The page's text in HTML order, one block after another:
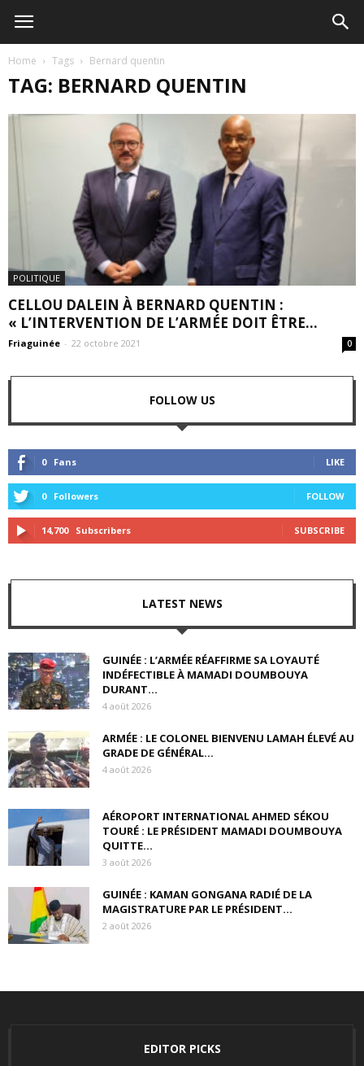
Home Tags Bernard quentin
TAG: BERNARD QUENTIN
POLITIQUE
CELLOU DALEIN À BERNARD QUENTIN :
« L’INTERVENTION DE L’ARMÉE DOIT ÊTRE...
Friaguinée - 22 octobre 2021 0
FOLLOW US
0 Fans LIKE
0 Followers FOLLOW
14,700 Subscribers SUBSCRIBE
LATEST NEWS
GUINÉE : L’ARMÉE RÉAFFIRME SA LOYAUTÉ
INDÉFECTIBLE À MAMADI DOUMBOUYA
DURANT...
4 août 2026
ARMÉE : LE COLONEL BIENVENU LAMAH ÉLEVÉ AU
GRADE DE GÉNÉRAL...
4 août 2026
AÉROPORT INTERNATIONAL AHMED SÉKOU
TOURÉ : LE PRÉSIDENT MAMADI DOUMBOUYA
QUITTE...
3 août 2026
GUINÉE : KAMAN GONGANA RADIÉ DE LA
MAGISTRATURE PAR LE PRÉSIDENT...
2 août 2026
EDITOR PICKS